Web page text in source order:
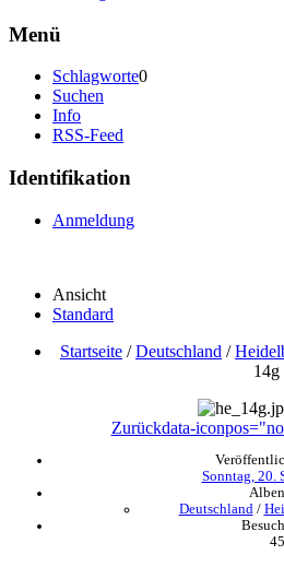
Menü
Schlagworte0
Suchen
Info
RSS-Feed
Identifikation
Anmeldung
Ansicht
Standard
Startseite /Deutschland /
14g
Zurückdata-
Sonntag, 20.
Alben
Deutschland /